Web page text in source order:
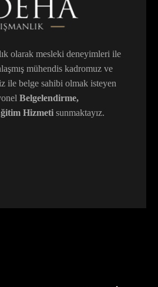
olarak mesleki deneyimleri ile
mühendis kadromuz ve
ile belge sahibi olmak isteyen
Belgelendirme,
Hizmeti sunmaktayız.